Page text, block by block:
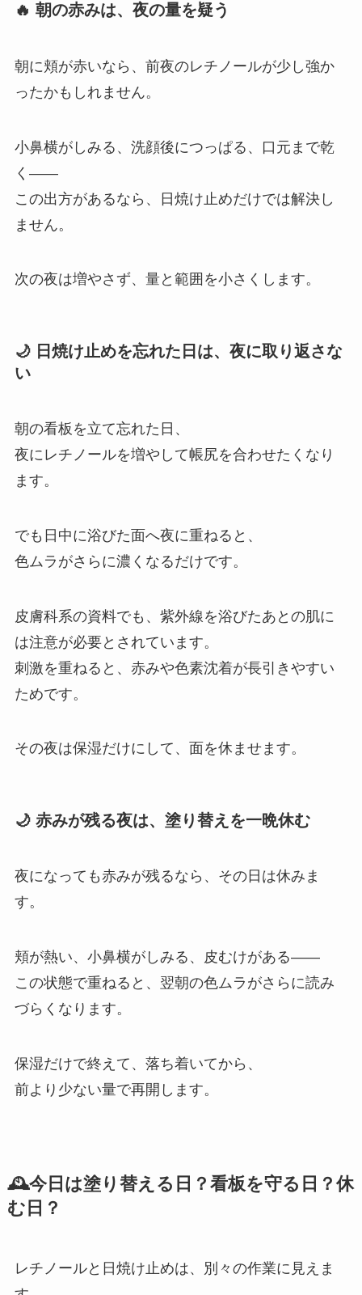
🔥 朝の赤みは、夜の量を疑う
朝に頬が赤いなら、前夜のレチノールが少し強か
ったかもしれません。
小鼻横がしみる、洗顔後につっぱる、口元まで乾
く――
この出方があるなら、日焼け止めだけでは解決し
ません。
次の夜は増やさず、量と範囲を小さくします。
🌙 日焼け止めを忘れた日は、夜に取り返さな
い
朝の看板を立て忘れた日、
夜にレチノールを増やして帳尻を合わせたくなり
ます。
でも日中に浴びた面へ夜に重ねると、
色ムラがさらに濃くなるだけです。
皮膚科系の資料でも、紫外線を浴びたあとの肌に
は注意が必要とされています。
刺激を重ねると、赤みや色素沈着が長引きやすい
ためです。
その夜は保湿だけにして、面を休ませます。
🌙 赤みが残る夜は、塗り替えを一晩休む
夜になっても赤みが残るなら、その日は休みま
す。
頬が熱い、小鼻横がしみる、皮むけがある――
この状態で重ねると、翌朝の色ムラがさらに読み
づらくなります。
保湿だけで終えて、落ち着いてから、
前より少ない量で再開します。
🕰今日は塗り替える日？看板を守る日？休
む日？
レチノールと日焼け止めは、別々の作業に見えま